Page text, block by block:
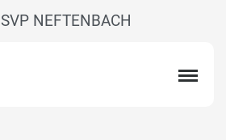
SVP NEFTENBACH